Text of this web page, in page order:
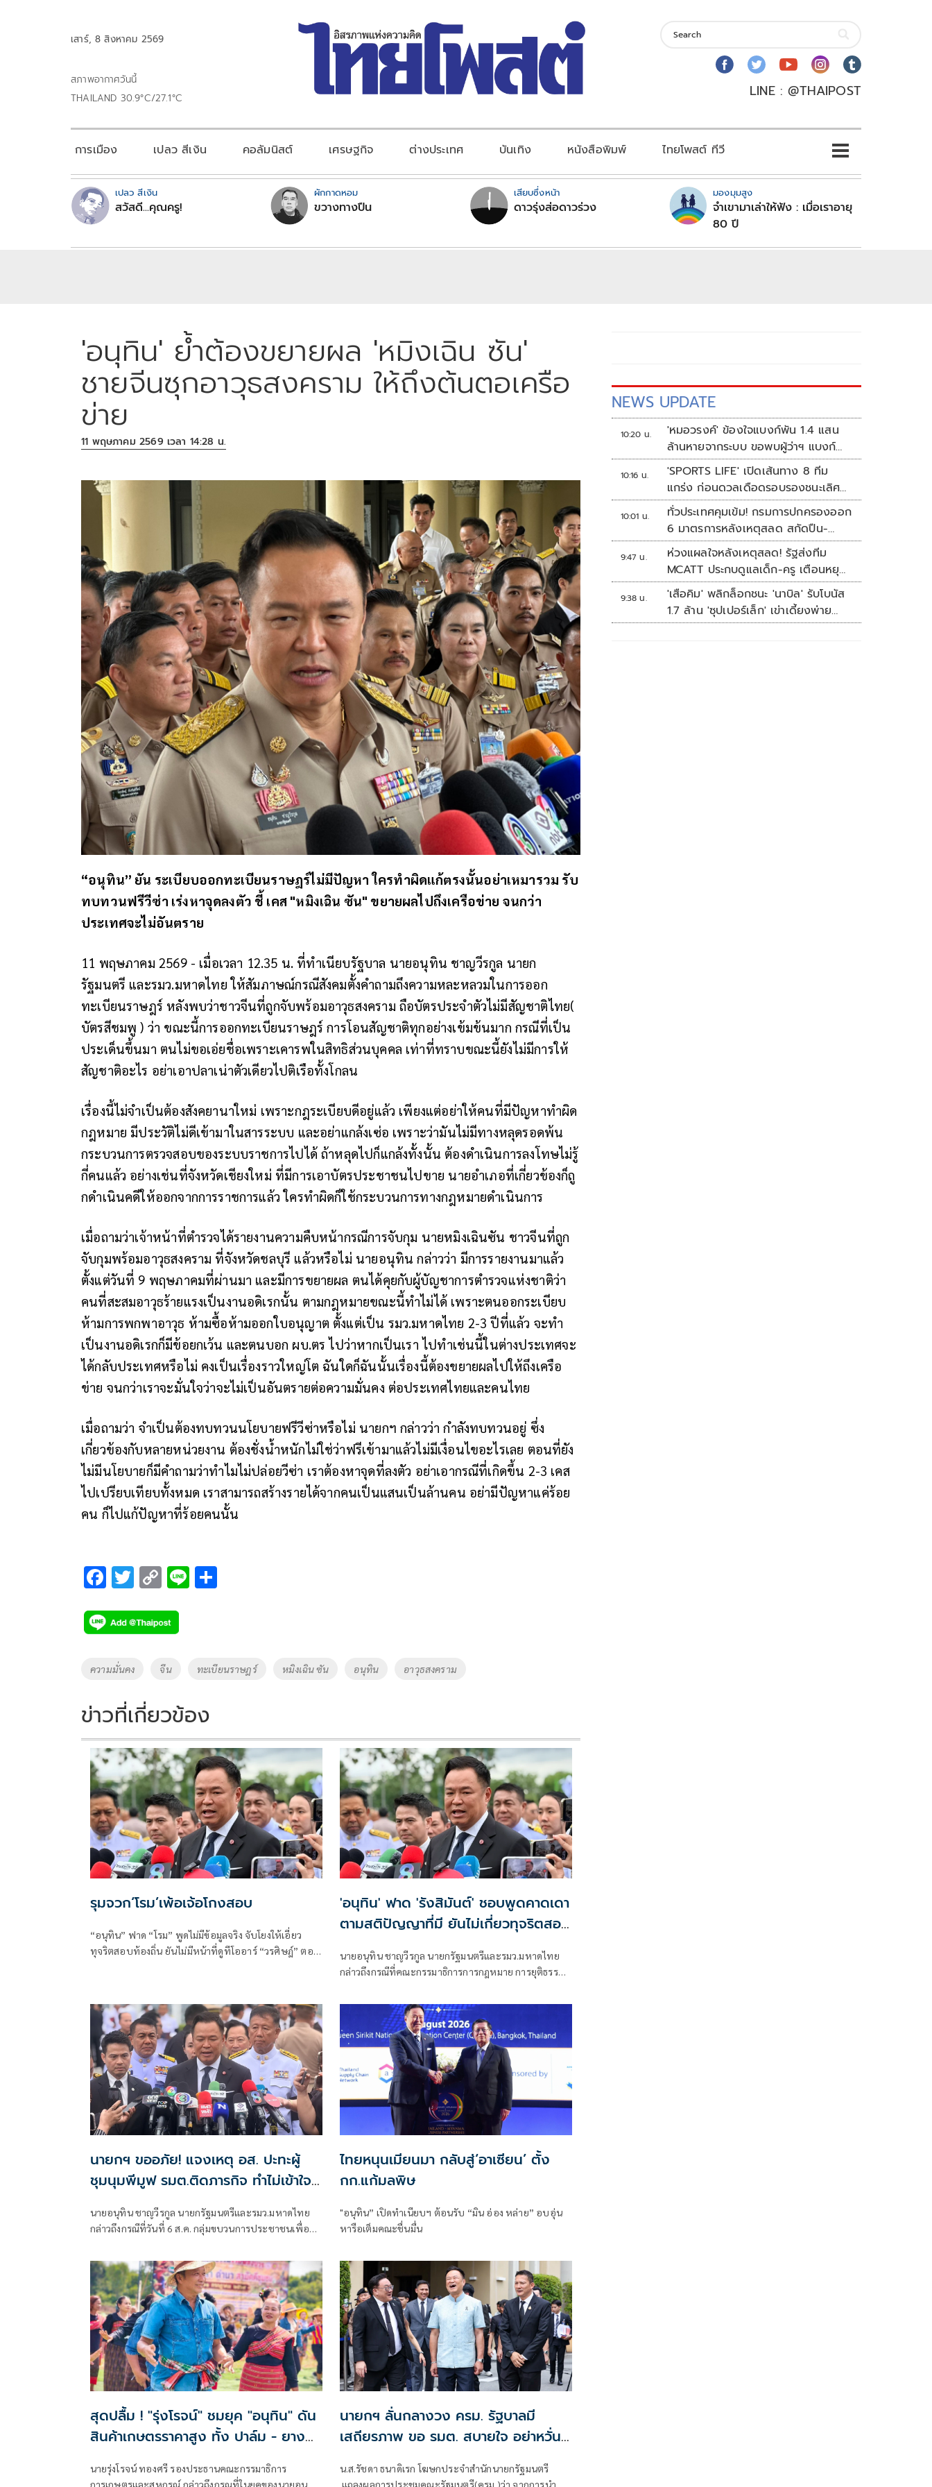
เสาร์, 8 สิงหาคม 2569
สภาพอากาศวันนี้
THAILAND 30.9°C/27.1°C
LINE : @THAIPOST
การเมือง เปลว สีเงิน คอลัมนิสต์ เศรษฐกิจ ต่างประเทศ บันเทิง หนังสือพิมพ์ ไทยโพสต์ ทีวี
เปลว สีเงิน
สวัสดี...คุณครู!
ผักกาดหอม
ขวางทางปืน
เสียบซึ่งหน้า
ดาวรุ่งส่อดาวร่วง
มองมุมสูง
จำเขามาเล่าให้ฟัง : เมื่อเราอายุ
80 ปี
'อนุทิน' ย้ำต้องขยายผล 'หมิงเฉิน ซัน'
ชายจีนซุกอาวุธสงคราม ให้ถึงต้นตอเครือ
ข่าย
11 พฤษภาคม 2569 เวลา 14:28 น.
“อนุทิน” ยัน ระเบียบออกทะเบียนราษฎร์ไม่มีปัญหา ใครทําผิดแก้ตรงนั้นอย่าเหมารวม รับ
ทบทวนฟรีวีซ่า เร่งหาจุดลงตัว ชี้ เคส "หมิงเฉิน ซัน" ขยายผลไปถึงเครือข่าย จนกว่า
ประเทศจะไม่อันตราย
11 พฤษภาคม 2569 - เมื่อเวลา 12.35 น. ที่ทําเนียบรัฐบาล นายอนุทิน ชาญวีรกูล นายก
รัฐมนตรี และรมว.มหาดไทย ให้สัมภาษณ์กรณีสังคมตั้งคําถามถึงความหละหลวมในการออก
ทะเบียนราษฎร์ หลังพบว่าชาวจีนที่ถูกจับพร้อมอาวุธสงคราม ถือบัตรประจําตัวไม่มีสัญชาติไทย(
บัตรสีชมพู ) ว่า ขณะนี้การออกทะเบียนราษฎร์ การโอนสัญชาติทุกอย่างเข้มข้นมาก กรณีที่เป็น
ประเด็นขึ้นมา ตนไม่ขอเอ่ยชื่อเพราะเคารพในสิทธิส่วนบุคคล เท่าที่ทราบขณะนี้ยังไม่มีการให้
สัญชาติอะไร อย่าเอาปลาเน่าตัวเดียวไปติเรือทั้งโกลน
เรื่องนี้ไม่จําเป็นต้องสังคยานาใหม่ เพราะกฎระเบียบดีอยู่แล้ว เพียงแต่อย่าให้คนที่มีปัญหาทำผิด
กฎหมาย มีประวัติไม่ดีเข้ามาในสารระบบ และอย่าแกล้งเซ่อ เพราะว่ามันไม่มีทางหลุดรอดพ้น
กระบวนการตรวจสอบของระบบราชการไปได้ ถ้าหลุดไปก็แกล้งทั้งนั้น ต้องดําเนินการลงโทษไม่รู้
กี่คนแล้ว อย่างเช่นที่จังหวัดเชียงใหม่ ที่มีการเอาบัตรประชาชนไปขาย นายอําเภอที่เกี่ยวข้องก็ถู
กดําเนินคดีให้ออกจากการราชการแล้ว ใครทำผิดก็ใช้กระบวนการทางกฎหมายดําเนินการ
เมื่อถามว่าเจ้าหน้าที่ตํารวจได้รายงานความคืบหน้ากรณีการจับกุม นายหมิงเฉินซัน ชาวจีนที่ถูก
จับกุมพร้อมอาวุธสงคราม ที่จังหวัดชลบุรี แล้วหรือไม่ นายอนุทิน กล่าวว่า มีการรายงานมาแล้ว
ตั้งแต่วันที่ 9 พฤษภาคมที่ผ่านมา และมีการขยายผล ตนได้คุยกับผู้บัญชาการตํารวจแห่งชาติว่า
คนที่สะสมอาวุธร้ายแรงเป็นงานอดิเรกนั้น ตามกฎหมายขณะนี้ทําไม่ได้ เพราะตนออกระเบียบ
ห้ามการพกพาอาวุธ ห้ามซื้อห้ามออกใบอนุญาต ตั้งแต่เป็น รมว.มหาดไทย 2-3 ปีที่แล้ว จะทํา
เป็นงานอดิเรกก็มีข้อยกเว้น และตนบอก ผบ.ตร ไปว่าหากเป็นเรา ไปทําเช่นนี้ในต่างประเทศจะ
ได้กลับประเทศหรือไม่ คงเป็นเรื่องราวใหญ่โต ฉันใดก็ฉันนั้นเรื่องนี้ต้องขยายผลไปให้ถึงเครือ
ข่าย จนกว่าเราจะมั่นใจว่าจะไม่เป็นอันตรายต่อความมั่นคง ต่อประเทศไทยและคนไทย
เมื่อถามว่า จําเป็นต้องทบทวนนโยบายฟรีวีซ่าหรือไม่ นายกฯ กล่าวว่า กําลังทบทวนอยู่ ซึ่ง
เกี่ยวข้องกับหลายหน่วยงาน ต้องชั่งน้ําหนักไม่ใช่ว่าฟรีเข้ามาแล้วไม่มีเงื่อนไขอะไรเลย ตอนที่ยัง
ไม่มีนโยบายก็มีคําถามว่าทําไมไม่ปล่อยวีซ่า เราต้องหาจุดที่ลงตัว อย่าเอากรณีที่เกิดขึ้น 2-3 เคส
ไปเปรียบเทียบทั้งหมด เราสามารถสร้างรายได้จากคนเป็นแสนเป็นล้านคน อย่ามีปัญหาแค่ร้อย
คน ก็ไปแก้ปัญหาที่ร้อยคนนั้น
F
e
b
o
k
T
tt
er
C
p
y
Li
k
Li
Tags
ความมั่นคง จีน ทะเบียนราษฎร์ หมิงเฉิน ซัน อนุทิน อาวุธสงคราม
ข่าวที่เกี่ยวข้อง
รุมจวก‘โรม’เพ้อเจ้อโกงสอบ
“อนุทิน” ฟาด “โรม” พูดไม่มีข้อมูลจริง จับโยงให้เอี่ยว
ทุจริตสอบท้องถิ่น ยันไม่มีหน้าที่ดูทีโออาร์ “วรศิษฎ์” ตอก
'อนุทิน' ฟาด 'รังสิมันต์' ชอบพูดคาดเดา
ตามสติปัญญาที่มี ยันไม่เกี่ยวทุจริตสอบ
นายอนุทิน ชาญวีรกูล นายกรัฐมนตรีและรมว.มหาดไทย
กล่าวถึงกรณีที่คณะกรรมาธิการการกฎหมาย การยุติธรรม
เป็นประธานกรรมาธิการ มีการอ้างชื่อนายกรัฐมนตรี
เข้าไปเกี่ยวข้องกับการทุจริตสอบท้องถิ่น
นายกฯ ขออภัย! แจงเหตุ อส. ปะทะผู้
ชุมนุมพีมูฟ รมต.ติดภารกิจ ทำไม่เข้าใจ
นายอนุทิน ชาญวีรกูล นายกรัฐมนตรีและรมว.มหาดไทย
กล่าวถึงกรณีที่วันที่ 6 ส.ค. กลุ่มขบวนการประชาชนเพื่อ
กระทรวงมหาดไทย ได้มีการกำชับเพื่อไม่ให้เกิดการบาน
ปลายอย่างไรหรือไม่ ว่า เมื่อวันที่ 6 ส.ค.
ไทยหนุนเมียนมา กลับสู่‘อาเซียน’ ตั้ง
กก.แก้มลพิษ
"อนุทิน” เปิดทำเนียบฯ ต้อนรับ “มิน อ่อง หล่าย” อบอุ่น
หารือเต็มคณะชื่นมื่น
สุดปลื้ม ! "รุ่งโรจน์" ชมยุค "อนุทิน" ดัน
สินค้าเกษตรราคาสูง ทั้ง ปาล์ม - ยาง
เป็นรูปธรรม พร้อมเดินหน้าลดต้นทุนปุ๋ย
นายรุ่งโรจน์ ทองศรี รองประธานคณะกรรมาธิการ
การเกษตรและสหกรณ์ กล่าวถึงกรณที่ในยุคของนายอนุทิน
นายกฯ ลั่นกลางวง ครม. รัฐบาลมี
เสถียรภาพ ขอ รมต. สบายใจ อย่าหวั่น
น.ส.รัชดา ธนาดิเรก โฆษกประจำสำนักนายกรัฐมนตรี
แถลงผลการประชุมคณะรัฐมนตรี(ครม.)ว่า จากการนำ
NEWS UPDATE
10:20 น.
'หมอวรงค์' ข้องใจแบงก์พัน 1.4 แสน
ล้านหายจากระบบ ขอพบผู้ว่าฯ แบงก์
ชาติ
10:16 น.
'SPORTS LIFE' เปิดเส้นทาง 8 ทีม
แกร่ง ก่อนดวลเดือดรอบรองชนะเลิศ
ศึก 'วอลเลย์บอลนักเรียน แชมป์
กีฬา 7HD 2026'
10:01 น.
ทั่วประเทศคุมเข้ม! กรมการปกครองออก
6 มาตรการหลังเหตุสลด สกัดปืน-
ป้องกันเลียนแบบ
9:47 น.
ห่วงแผลใจหลังเหตุสลด! รัฐส่งทีม
MCATT ประกบดูแลเด็ก-ครู เตือนหยุด
แชร์ภาพรุนแรง
9:38 น.
'เสือคิม' พลิกล็อกชนะ 'นาบิล' รับโบนัส
1.7 ล้าน 'ซุปเปอร์เล็ก' เข่าเดี้ยงพ่าย
TKO